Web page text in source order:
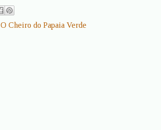
O Cheiro do Papaia Verde